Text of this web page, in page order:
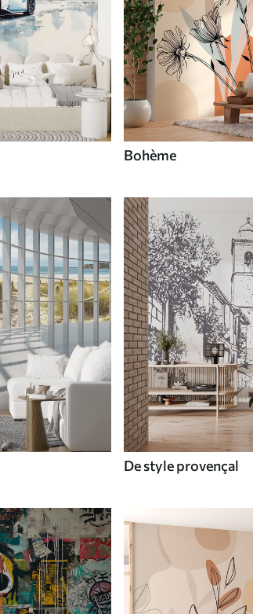
Bohème
De style provençal